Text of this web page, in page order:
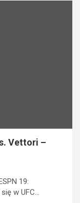
Vettori –
19:
w UFC…